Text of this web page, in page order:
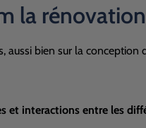
la
bien sur la conception
et interactions entre les